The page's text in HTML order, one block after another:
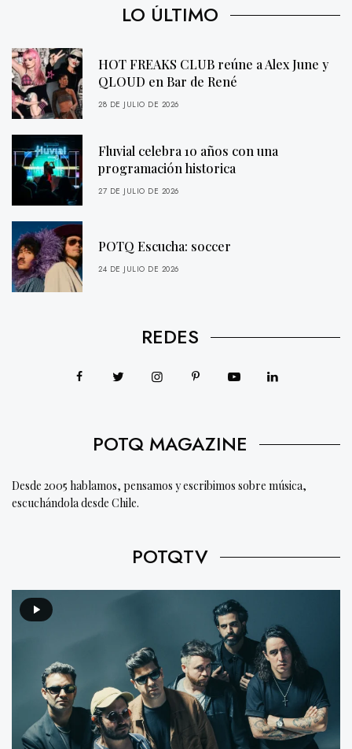
LO ÚLTIMO
HOT FREAKS CLUB reúne a Alex June y
QLOUD en Bar de René
28 DE JULIO DE 2026
Fluvial celebra 10 años con una
programación historica
27 DE JULIO DE 2026
POTQ Escucha: soccer
24 DE JULIO DE 2026
REDES
POTQ MAGAZINE
Desde 2005 hablamos, pensamos y escribimos sobre música,
escuchándola desde Chile.
POTQTV